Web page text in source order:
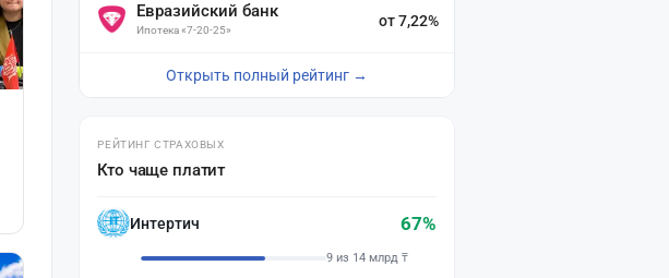
Евразийский банк
Ипотека «7-20-25»
от 7,22%
Открыть полный рейтинг →
РЕЙТИНГ СТРАХОВЫХ
Кто чаще платит
Интертич 67%
9 из 14 млрд ₸